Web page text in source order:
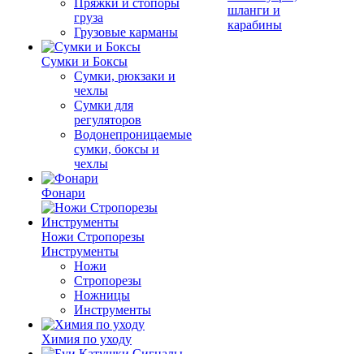
Пряжки и стопоры
груза
Грузовые карманы
Сумки и Боксы
Сумки, рюкзаки и
чехлы
Сумки для
регуляторов
Водонепроницаемые
сумки, боксы и
чехлы
Фонари
Ножи Стропорезы
Инструменты
Ножи
Стропорезы
Ножницы
Инструменты
Химия по уходу
шланги и
карабины